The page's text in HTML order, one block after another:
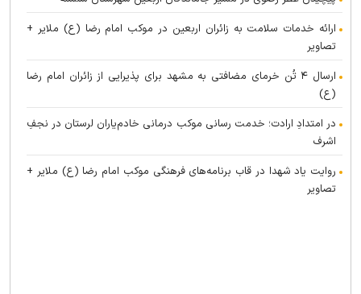
ارائه خدمات سلامت به زائران اربعین در موکب امام رضا (ع) ملایر +
تصاویر
ارسال ۴ تُن خرمای مضافتی به مشهد برای پذیرایی از زائران امام رضا
(ع)
در امتدادِ ارادت؛ خدمت رسانی موکب درمانی خادم‌یاران لرستان در نجفِ
اشرف
روایت یاد شهدا در قاب برنامه‌های فرهنگی موکب امام رضا (ع) ملایر +
تصاویر